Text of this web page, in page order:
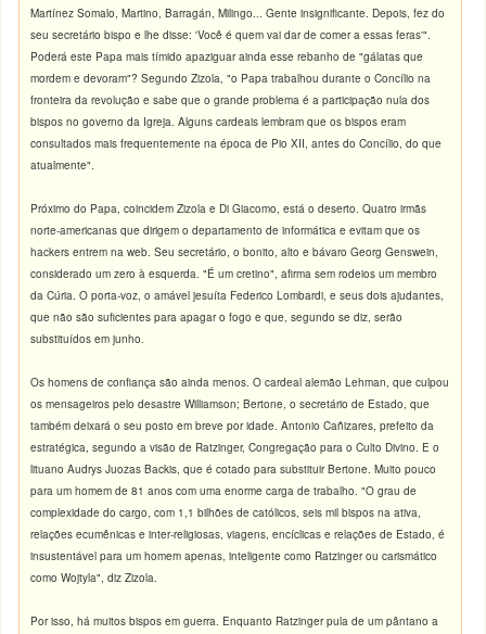
Martínez Somalo, Martino, Barragán, Milingo... Gente insignificante. Depois, fez do
seu secretário bispo e lhe disse: 'Você é quem vai dar de comer a essas feras'".
Poderá este Papa mais tímido apaziguar ainda esse rebanho de "gálatas que
mordem e devoram"? Segundo Zizola, "o Papa trabalhou durante o Concílio na
fronteira da revolução e sabe que o grande problema é a participação nula dos
bispos no governo da Igreja. Alguns cardeais lembram que os bispos eram
consultados mais frequentemente na época de Pio XII, antes do Concílio, do que
atualmente".
Próximo do Papa, coincidem Zizola e Di Giacomo, está o deserto. Quatro irmãs
norte-americanas que dirigem o departamento de informática e evitam que os
hackers entrem na web. Seu secretário, o bonito, alto e bávaro Georg Genswein,
considerado um zero à esquerda. "É um cretino", afirma sem rodeios um membro
da Cúria. O porta-voz, o amável jesuíta Federico Lombardi, e seus dois ajudantes,
que não são suficientes para apagar o fogo e que, segundo se diz, serão
substituídos em junho.
Os homens de confiança são ainda menos. O cardeal alemão Lehman, que culpou
os mensageiros pelo desastre Williamson; Bertone, o secretário de Estado, que
também deixará o seu posto em breve por idade. Antonio Cañizares, prefeito da
estratégica, segundo a visão de Ratzinger,Congregação para o Culto Divino. E o
lituano Audrys Juozas Backis, que é cotado para substituir Bertone. Muito pouco
para um homem de 81 anos com uma enorme carga de trabalho. "O grau de
complexidade do cargo, com 1,1 bilhões de católicos, seis mil bispos na ativa,
relações ecumênicas e inter-religiosas, viagens, encíclicas e relações de Estado, é
insustentável para um homem apenas, inteligente como Ratzinger ou carismático
como Wojtyla", diz Zizola.
Por isso, há muitos bispos em guerra. Enquanto Ratzinger pula de um pântano a